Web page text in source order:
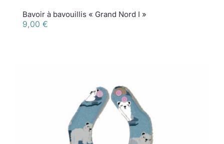
Bavoir à bavouillis « Grand Nord I »
9,00 €